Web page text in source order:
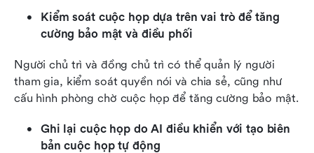
Kiểm soát cuộc họp dựa trên vai trò để tăng
cường bảo mật và điều phối
Người chủ trì và đồng chủ trì có thể quản lý người
tham gia, kiểm soát quyền nói và chia sẻ, cũng như
cấu hình phòng chờ cuộc họp để tăng cường bảo mật.
Ghi lại cuộc họp do AI điều khiển với tạo biên
bản cuộc họp tự động